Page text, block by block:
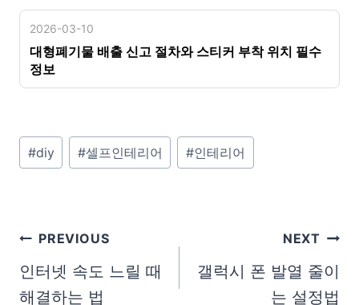
2026-03-10
대형폐기물 배출 신고 절차와 스티커 부착 위치 필수
정보
P
o
T
a
g
#diy #셀프인테리어 #인테리어
글
탐
PREVIOUS
인터넷 속도 느릴 때
해결하는 법
NEXT
갤럭시 폰 발열 줄이
는 설정법